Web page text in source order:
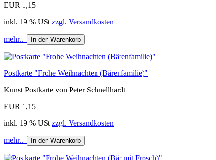
EUR 1,15
inkl. 19 % USt zzgl. Versandkosten
mehr... In den Warenkorb
Postkarte "Frohe Weihnachten (Bärenfamilie)"
Kunst-Postkarte von Peter Schnellhardt
EUR 1,15
inkl. 19 % USt zzgl. Versandkosten
mehr... In den Warenkorb